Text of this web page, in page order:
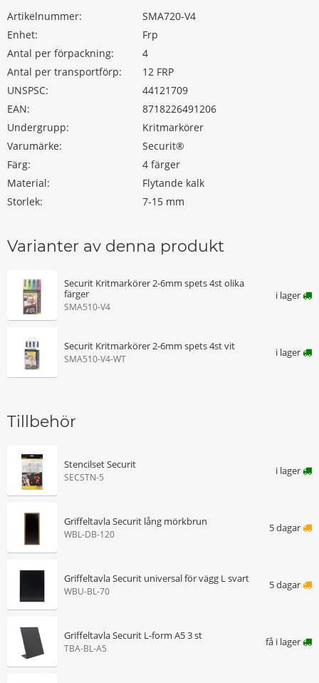
Artikelnummer:
SMA720-V4
Enhet:
Frp
Antal per förpackning:
4
Antal per transportförp:
12 FRP
UNSPSC:
44121709
EAN:
8718226491206
Undergrupp:
Kritmarkörer
Varumärke:
Securit®
Färg:
4 färger
Material:
Flytande kalk
Storlek:
7-15 mm
Varianter av denna produkt
Securit Kritmarkörer 2-6mm spets 4st olika
färger
SMA510-V4
i lager
Securit Kritmarkörer 2-6mm spets 4st vit
SMA510-V4-WT
i lager
Tillbehör
Stencilset Securit
SECSTN-5
i lager
Griffeltavla Securit lång mörkbrun
WBL-DB-120
5 dagar
Griffeltavla Securit universal för vägg L svart
WBU-BL-70
5 dagar
Griffeltavla Securit L-form A5 3 st
TBA-BL-A5
få i lager